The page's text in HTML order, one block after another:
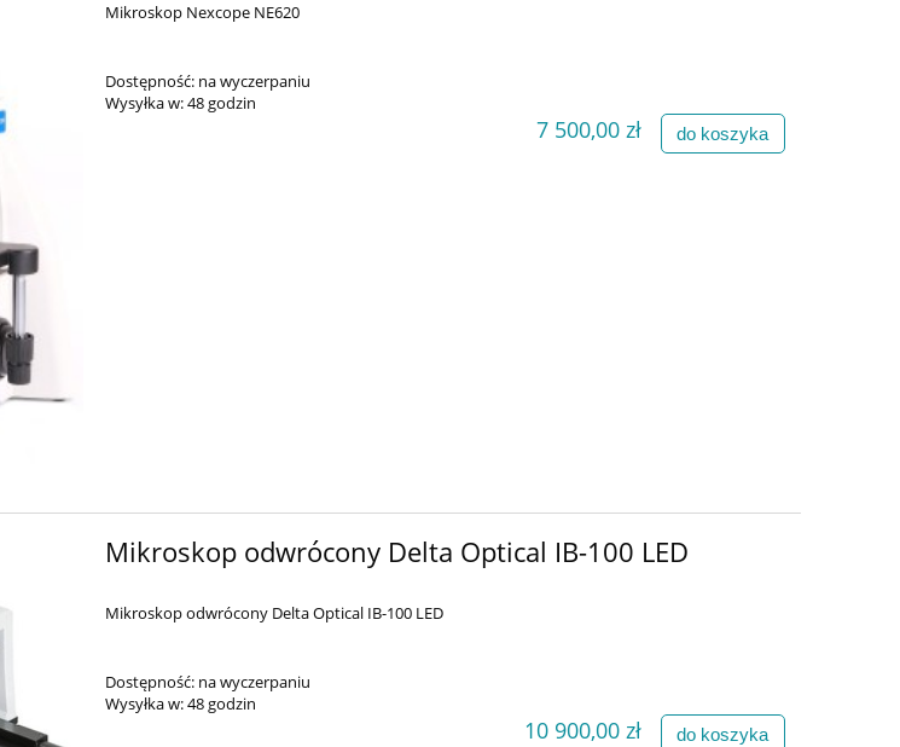
Mikroskop Nexcope NE620
Dostępność: na wyczerpaniu
Wysyłka w:48 godzin
7 500,00 zł do koszyka
Mikroskop odwrócony Delta Optical IB-100 LED
Mikroskop odwrócony Delta Optical IB-100 LED
Dostępność: na wyczerpaniu
Wysyłka w:48 godzin
10 900,00 zł do koszyka